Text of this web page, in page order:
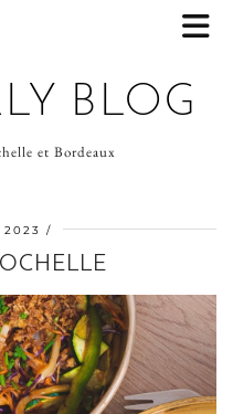
BLOG
et Bordeaux
2023